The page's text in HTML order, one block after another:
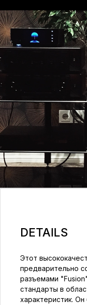
DETAILS
Этот
предварительно
разъемами
стандарты в
характеристик.